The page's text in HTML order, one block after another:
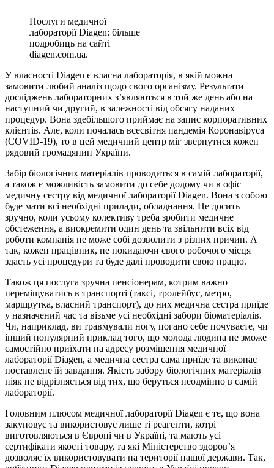
Послуги медичної
лабораторії Diagen: більше
подробиць на сайті
diagen.com.ua.
У власності Diagen є власна лабораторія, в якій можна
замовити любий аналіз щодо свого організму. Результати
досліджень лабораторних з’являються в той же день або на
наступний чи другий, в залежності від обсягу наданих
процедур. Вона здебільшого приймає на запис корпоративних
клієнтів. Але, коли почалась всесвітня пандемія Коронавіруса
(COVID-19), то в цей медичний центр міг звернутися кожен
рядовий громадянин України.
Забір біологічних матеріалів проводиться в самій лабораторії,
а також є можливість замовити до себе додому чи в офіс
медичну сестру від медичної лабораторії Diagen. Вона з собою
буде мати всі необхідні прилади, обладнання. Це досить
зручно, коли усьому колективу треба зробити медичне
обстеження, а виокремити один день та звільнити всіх від
роботи компанія не може собі дозволити з різних причин. А
так, кожен працівник, не покидаючи свого робочого місця
здасть усі процедури та буде далі проводити свою працю.
Також ця послуга зручна пенсіонерам, котрим важно
переміщуватись в транспорті (таксі, тролейбус, метро,
маршрутка, власний транспорт), до них медична сестра приїде
у назначений час та візьме усі необхідні забори біоматеріалів.
Чи, наприклад, ви травмували ногу, погано себе почуваєте, чи
інший популярний приклад того, що молода людина не зможе
самостійно приїхати на адресу розміщення медичної
лабораторії Diagen, а медична сестра сама приїде та виконає
поставлене їй завдання. Якість забору біологічних матеріалів
ніяк не відрізняється від тих, що беруться неодмінно в самій
лабораторії.
Головним плюсом медичної лабораторії Diagen є те, що вона
закуповує та використовує лише ті реагенти, котрі
виготовляються в Європі чи в Україні, та мають усі
сертифікати якості товару, та які Міністерство здоров’я
дозволяє їх використовувати на території нашої держави. Так,